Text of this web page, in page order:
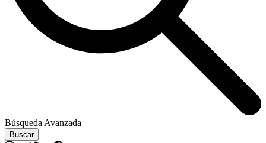
Búsqueda Avanzada
Buscar